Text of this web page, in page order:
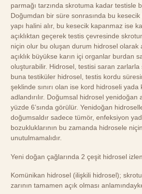
parmağı tarzında skrotuma kadar testisle
Doğumdan bir süre sonrasında bu
yapı halini alır, bu kesecik kapanmaz ise
açıklıktan geçerek testis çevresinde
niçin olur bu oluşan durum hidrosel olarak
açıklık büyükse karın içi organlar burdan
oluşturabilir. Hidrosel, testisi saran zarlarla
buna testiküler hidrosel, testis kordu
şeklinde sınırı olan ise kord hidroseli
adlandırılır. Doğumsal hidrosel yenidoğan
yüzde 6’sında görülür. Yenidoğan
doğumsaldır sadece tümör, enfeksiyon
bozukluklarının bu zamanda hidrosele
unutulmamalıdır.
Yeni doğan çağlarında 2 çeşit hidrosel
Komünikan hidrosel (ilişkili hidrosel);
zarının tamamen açık olması